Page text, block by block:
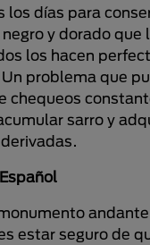
días para
y dorado que
los hacen
problema que
chequeos
sarro y
estar seguro de